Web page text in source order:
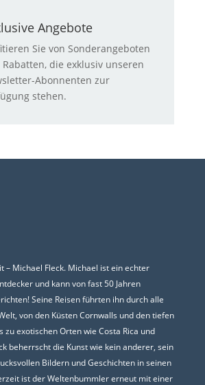
Angebote
Sie von Sonderangeboten
die exklusiv unseren
Abonnenten zur
stehen.
– Michael Fleck. Michael ist ein echter
und kann von fast 50 Jahren
Seine Reisen führten ihn durch alle
von den Küsten Cornwalls und den tiefen
zu exotischen Orten wie Costa Rica und
beherrscht die Kunst wie kein anderer, sein
Bildern und Geschichten in seinen
ist der Weltenbummler erneut mit einer